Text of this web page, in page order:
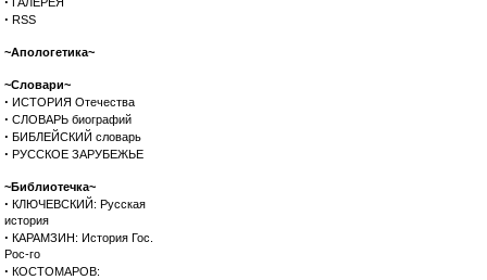
· RSS
~Апологетика~
~Словари~
· ИСТОРИЯ Отечества
· СЛОВАРЬ биографий
· БИБЛЕЙСКИЙ словарь
· РУССКОЕ ЗАРУБЕЖЬЕ
~Библиотечка~
· КЛЮЧЕВСКИЙ: Русская
история
· КАРАМЗИН: История Гос.
Рос-го
· КОСТОМАРОВ: